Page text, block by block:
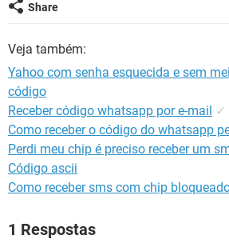
Share
Veja também:
Yahoo com senha esquecida e sem
código
Receber código whatsapp por e-mail ✓
Como receber o código do whatsapp
Perdi meu chip é preciso receber um
Código ascii
Como receber sms com chip
1 Respostas